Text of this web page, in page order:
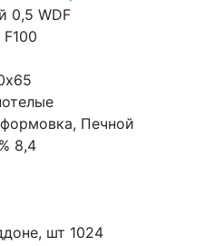
0,5 WDF
F100
Печной
8,4
шт 1024